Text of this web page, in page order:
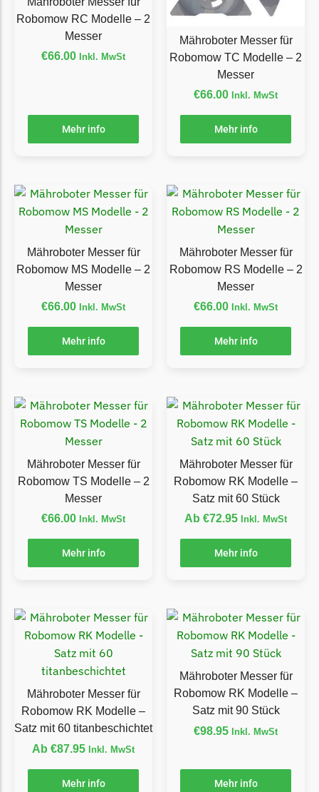
Orbex
Orbex Messer
Begrenzungsdraht
Philips Messer
Begrenzungsdraht
Powerplus Messer
Powerworks
Powerworks Messer
Begrenzungsdraht
Robomow
Robomow Messer
Begrenzungsdraht
Scheppach Messer
Segway Navimow Messer
Sunseeker
Sunseeker Messer
TECH Line
Texas
Wiper
Wiper Messer
Begrenzungsdraht
Wolf-Garten Messer
Robomow RC Modelle – 2
Messer
€66.00 Inkl. MwSt
Mehr info
Mähroboter Messer für
Robomow TC Modelle – 2
Messer
€66.00 Inkl. MwSt
Mehr info
Mähroboter Messer für
Robomow MS Modelle – 2
Messer
€66.00 Inkl. MwSt
Mehr info
Mähroboter Messer für
Robomow RS Modelle – 2
Messer
€66.00 Inkl. MwSt
Mehr info
Mähroboter Messer für
Robomow TS Modelle – 2
Messer
€66.00 Inkl. MwSt
Mehr info
Mähroboter Messer für
Robomow RK Modelle –
Satz mit 60 Stück
Ab €72.95 Inkl. MwSt
Mehr info
Mähroboter Messer für
Robomow RK Modelle –
Satz mit 60 titanbeschichtet
Ab €87.95 Inkl. MwSt
Mehr info
Mähroboter Messer für
Robomow RK Modelle –
Satz mit 90 Stück
€98.95 Inkl. MwSt
Mehr info